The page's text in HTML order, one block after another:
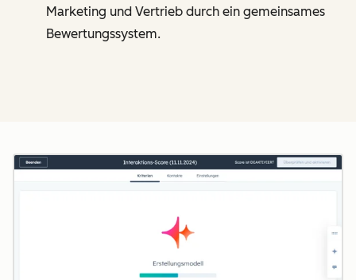
Marketing und Vertrieb durch ein gemeinsames
Bewertungssystem.